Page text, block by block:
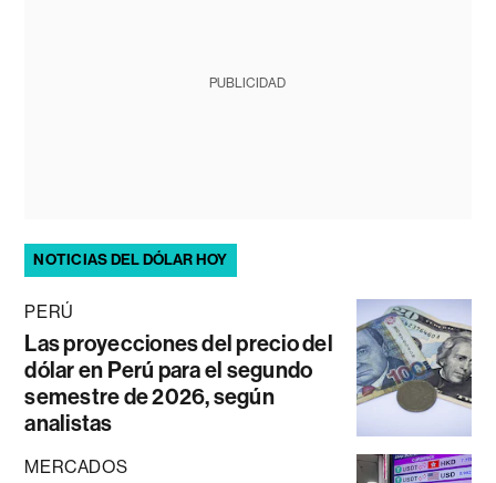
PUBLICIDAD
NOTICIAS DEL DÓLAR HOY
PERÚ
Las proyecciones del precio del
dólar en Perú para el segundo
semestre de 2026, según
analistas
MERCADOS